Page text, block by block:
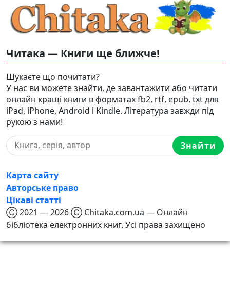
Читака — Книги ще ближче!
Шукаєте що почитати?
У нас ви можете знайти, де завантажити або читати
онлайн кращі книги в форматах fb2, rtf, epub, txt для
iPad, iPhone, Android і Kindle. Література завжди під
рукою з нами!
Знайти
Карта сайту
Авторське право
Цікаві статті
Ⓒ 2021 — 2026 Ⓒ Chitaka.com.ua — Онлайн
бібліотека електронних книг. Усі права захищено